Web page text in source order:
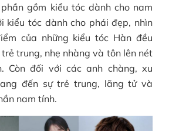
gồm kiểu tóc dành cho nam
kiểu tóc dành cho phái đẹp, nhìn
của những kiểu tóc Hàn đều
trung, nhẹ nhàng và tôn lên nét
Còn đối với các anh chàng, xu
đến sự trẻ trung, lãng tử và
nam tính.